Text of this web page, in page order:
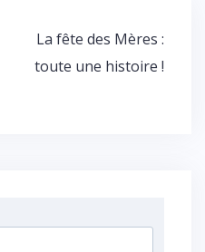
La fête des Mères :
toute une histoire !